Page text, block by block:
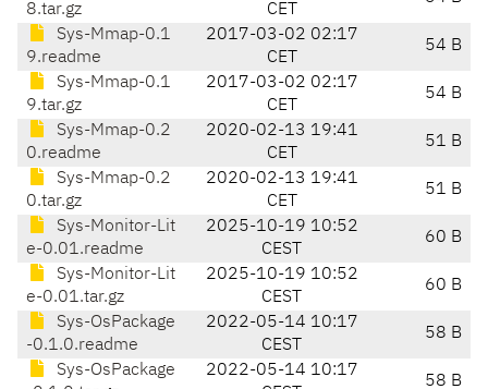
8.tar.gz
CET
Sys-Mmap-0.1
9.readme
2017-03-02 02:17
CET
54 B
Sys-Mmap-0.1
9.tar.gz
2017-03-02 02:17
CET
54 B
Sys-Mmap-0.2
0.readme
2020-02-13 19:41
CET
51 B
Sys-Mmap-0.2
0.tar.gz
2020-02-13 19:41
CET
51 B
Sys-Monitor-Lit
e-0.01.readme
2025-10-19 10:52
CEST
60 B
Sys-Monitor-Lit
e-0.01.tar.gz
2025-10-19 10:52
CEST
60 B
Sys-OsPackage
-0.1.0.readme
2022-05-14 10:17
CEST
58 B
Sys-OsPackage
2022-05-14 10:17
58 B